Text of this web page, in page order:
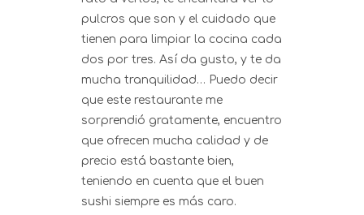
pulcros que son y el cuidado que
tienen para limpiar la cocina cada
dos por tres. Así da gusto, y te da
mucha tranquilidad… Puedo decir
que este restaurante me
sorprendió gratamente, encuentro
que ofrecen mucha calidad y de
precio está bastante bien,
teniendo en cuenta que el buen
sushi siempre es más caro.